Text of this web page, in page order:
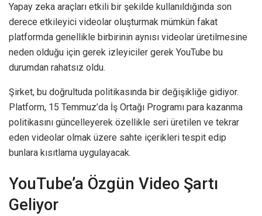
Yapay zeka araçları etkili bir şekilde kullanıldığında son
derece etkileyici videolar oluşturmak mümkün fakat
platformda genellikle birbirinin aynısı videolar üretilmesine
neden olduğu için gerek izleyiciler gerek YouTube bu
durumdan rahatsız oldu.
Şirket, bu doğrultuda politikasında bir değişikliğe gidiyor.
Platform, 15 Temmuz’da İş Ortağı Programı para kazanma
politikasını güncelleyerek özellikle seri üretilen ve tekrar
eden videolar olmak üzere sahte içerikleri tespit edip
bunlara kısıtlama uygulayacak.
YouTube’a Özgün Video Şartı
Geliyor